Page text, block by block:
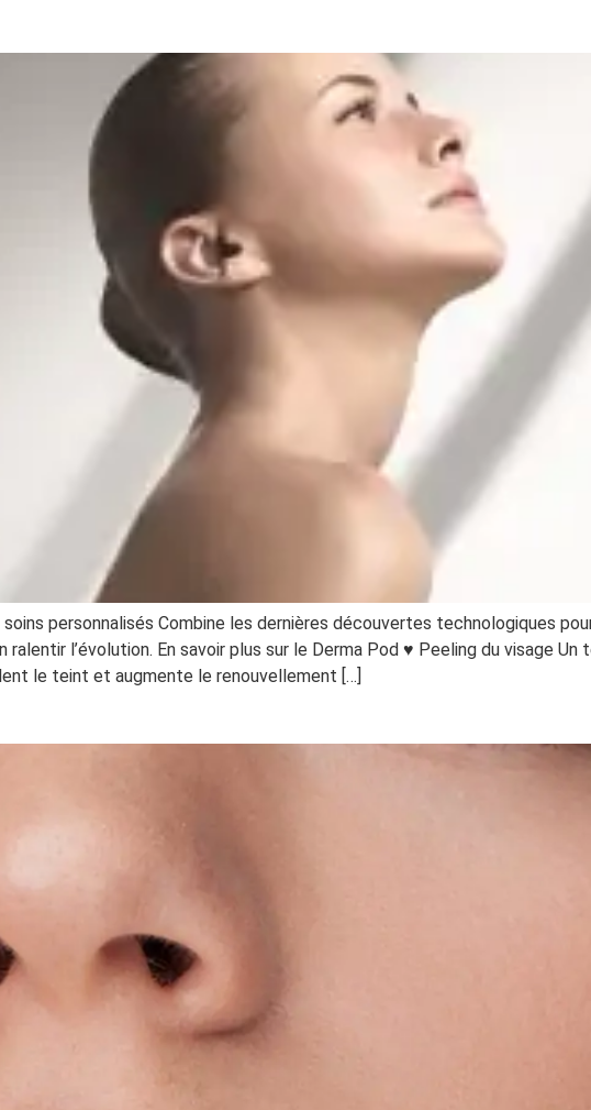
personnalisés Combine les dernières découvertes technologiques
l’évolution. En savoir plus sur le Derma Pod ♥ Peeling du visage
le teint et augmente le renouvellement […]